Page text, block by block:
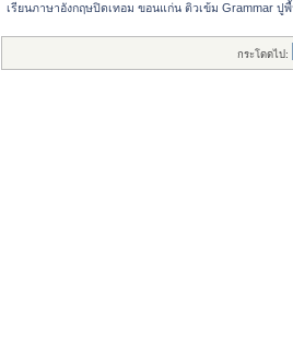
เรียนภาษาอังกฤษปิดเทอม ขอนแก่น ติวเข้ม Grammar
กระโดดไป: